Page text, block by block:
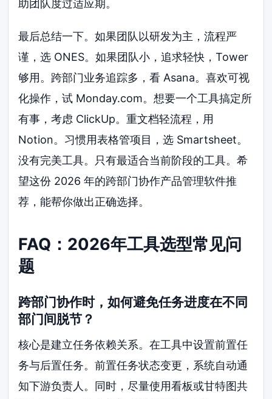
助团队度过适应期。
最后总结一下。如果团队以研发为主，流程严
谨，选 ONES。如果团队小，追求轻快，Tower
够用。跨部门业务追踪多，看 Asana。喜欢可视
化操作，试 Monday.com。想要一个工具搞定所
有事，考虑 ClickUp。重文档轻流程，用
Notion。习惯用表格管项目，选 Smartsheet。
没有完美工具。只有最适合当前阶段的工具。希
望这份 2026 年的跨部门协作产品管理软件推
荐，能帮你做出正确选择。
FAQ：2026年工具选型常见问
题
跨部门协作时，如何避免任务进度在不同
部门间脱节？
核心是建立任务依赖关系。在工具中设置前置任
务与后置任务。前置任务状态变更，系统自动通
知下游负责人。同时，尽量使用看板或甘特图共